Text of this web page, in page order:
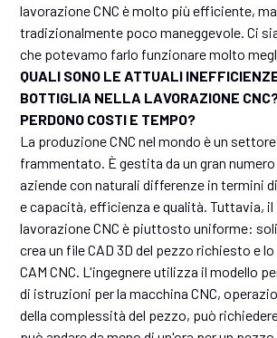
lavorazione CNC è molto più efficiente,
tradizionalmente poco maneggevole. Ci
che potevamo farlo funzionare molto
QUALI SONO LE ATTUALI
BOTTIGLIA NELLA LAVORAZIONE
PERDONO COSTI E TEMPO?
La produzione CNC nel mondo è un
frammentato. È gestita da un gran
aziende con naturali differenze in termini
e capacità, efficienza e qualità. Tuttavia,
lavorazione CNC è piuttosto uniforme:
crea un file CAD 3D del pezzo richiesto e
CAM CNC. L'ingegnere utilizza il modello
di istruzioni per la macchina CNC,
della complessità del pezzo, può